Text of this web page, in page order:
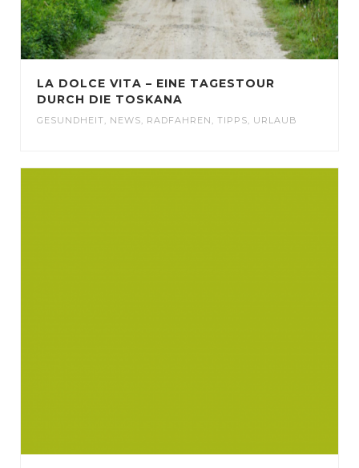
LA DOLCE VITA – EINE TAGESTOUR
DURCH DIE TOSKANA
GESUNDHEIT NEWS RADFAHREN TIPPS URLAUB